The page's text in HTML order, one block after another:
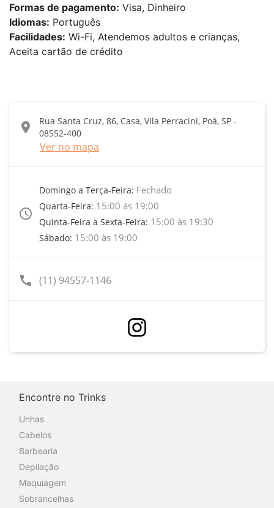
Formas de pagamento: Visa, Dinheiro
Idiomas: Português
Facilidades: Wi-Fi, Atendemos adultos e crianças,
Aceita cartão de crédito
location_on
Rua Santa Cruz, 86, Casa, Vila Perracini, Poá, SP -
08552-400
Ver no mapa
access_time
Domingo a Terça-Feira: Fechado
Quarta-Feira: 15:00 às 19:00
Quinta-Feira a Sexta-Feira: 15:00 às 19:30
Sábado: 15:00 às 19:00
call (11) 94557-1146
Encontre no Trinks
Unhas
Cabelos
Barbearia
Depilação
Maquiagem
Sobrancelhas